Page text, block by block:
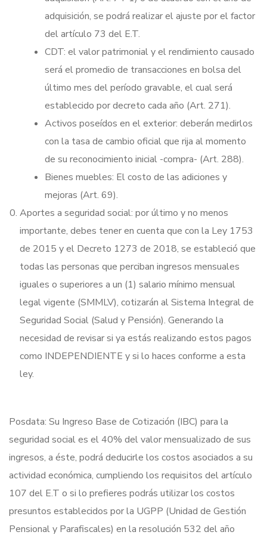
adquisición, se podrá realizar el ajuste por el factor
del artículo 73 del E.T.
CDT: el valor patrimonial y el rendimiento causado
será el promedio de transacciones en bolsa del
último mes del período gravable, el cual será
establecido por decreto cada año (Art. 271).
Activos poseídos en el exterior: deberán medirlos
con la tasa de cambio oficial que rija al momento
de su reconocimiento inicial -compra- (Art. 288).
Bienes muebles: El costo de las adiciones y
mejoras (Art. 69).
Aportes a seguridad social: por último y no menos
importante, debes tener en cuenta que con la Ley 1753
de 2015 y el Decreto 1273 de 2018, se estableció que
todas las personas que perciban ingresos mensuales
iguales o superiores a un (1) salario mínimo mensual
legal vigente (SMMLV), cotizarán al Sistema Integral de
Seguridad Social (Salud y Pensión). Generando la
necesidad de revisar si ya estás realizando estos pagos
como INDEPENDIENTE y si lo haces conforme a esta
ley.
Posdata: Su Ingreso Base de Cotización (IBC) para la
seguridad social es el 40% del valor mensualizado de sus
ingresos, a éste, podrá deducirle los costos asociados a su
actividad económica, cumpliendo los requisitos del artículo
107 del E.T o si lo prefieres podrás utilizar los costos
presuntos establecidos por la UGPP (Unidad de Gestión
Pensional y Parafiscales) en la resolución 532 del año